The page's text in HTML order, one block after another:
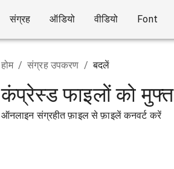
संग्रह ऑडियो वीडियो Font
होम / संग्रह उपकरण / बदलें
कंप्रेस्ड फाइलों को
ऑनलाइन संग्रहीत फ़ाइल से फ़ाइलें कनवर्ट करें